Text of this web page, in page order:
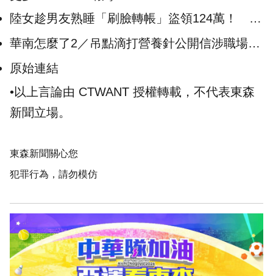
陸女趁男友熟睡「刷臉轉帳」盜領124萬！ 網
歪樓狂問手機品牌
華南怎麼了2／吊點滴打營養針公開信涉職場霸
凌 證券退休前待遇曝光
原始連結
•以上言論由 CTWANT 授權轉載，不代表東森
新聞立場。
東森新聞關心您
犯罪行為，請勿模仿